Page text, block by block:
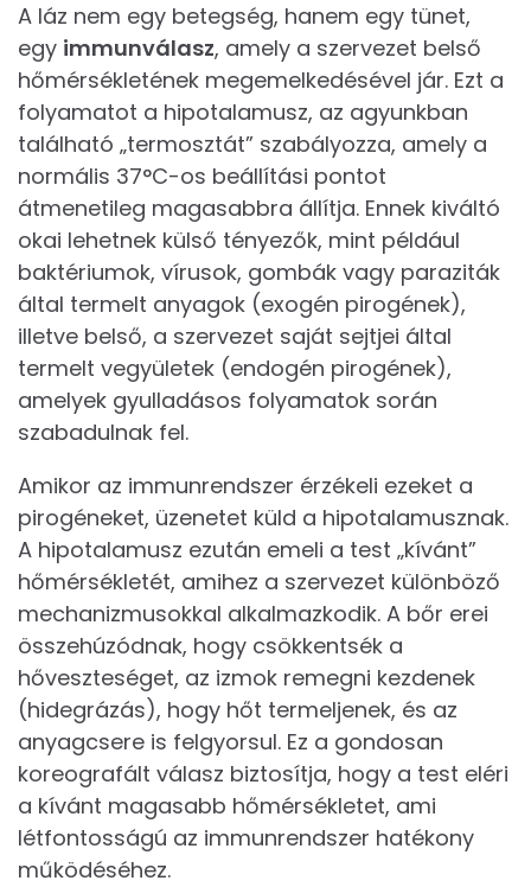
A láz nem egy betegség, hanem egy tünet,
egy immunválasz, amely a szervezet belső
hőmérsékletének megemelkedésével jár. Ezt a
folyamatot a hipotalamusz, az agyunkban
található „termosztát” szabályozza, amely a
normális 37°C-os beállítási pontot
átmenetileg magasabbra állítja. Ennek kiváltó
okai lehetnek külső tényezők, mint például
baktériumok, vírusok, gombák vagy paraziták
által termelt anyagok (exogén pirogének),
illetve belső, a szervezet saját sejtjei által
termelt vegyületek (endogén pirogének),
amelyek gyulladásos folyamatok során
szabadulnak fel.
Amikor az immunrendszer érzékeli ezeket a
pirogéneket, üzenetet küld a hipotalamusznak.
A hipotalamusz ezután emeli a test „kívánt”
hőmérsékletét, amihez a szervezet különböző
mechanizmusokkal alkalmazkodik. A bőr erei
összehúzódnak, hogy csökkentsék a
hőveszteséget, az izmok remegni kezdenek
(hidegrázás), hogy hőt termeljenek, és az
anyagcsere is felgyorsul. Ez a gondosan
koreografált válasz biztosítja, hogy a test eléri
a kívánt magasabb hőmérsékletet, ami
létfontosságú az immunrendszer hatékony
működéséhez.